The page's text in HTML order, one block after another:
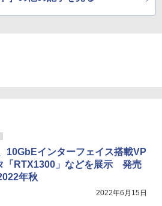
10GbEインターフェイス搭載VP
「RTX1300」などを展示 発売
年秋
2022年6月15日